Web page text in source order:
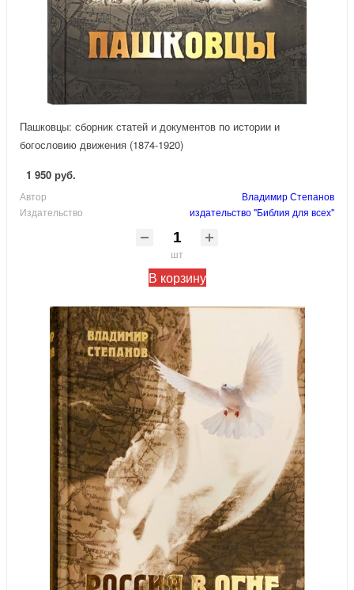
Пашковцы: сборник статей и документов по истории и
богословию движения (1874-1920)
1 950 руб.
Автор
Владимир Степанов
Издательство
издательство "Библия для всех"
шт
В корзину